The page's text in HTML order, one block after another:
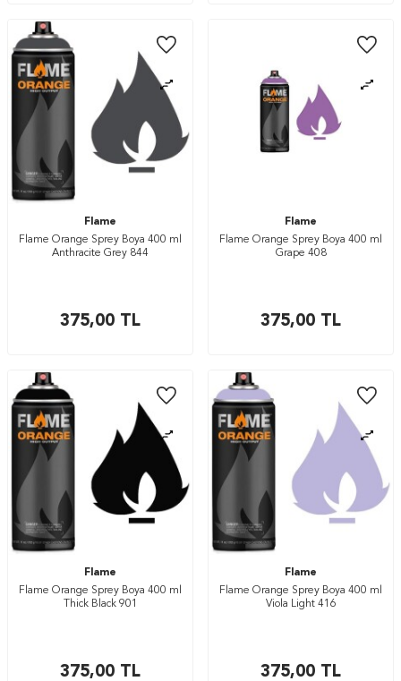
Flame
Flame Orange Sprey Boya 400 ml
Anthracite Grey 844
375,00 TL
Flame
Flame Orange Sprey Boya 400 ml
Grape 408
375,00 TL
Flame
Flame Orange Sprey Boya 400 ml
Thick Black 901
375,00 TL
Flame
Flame Orange Sprey Boya 400 ml
Viola Light 416
375,00 TL